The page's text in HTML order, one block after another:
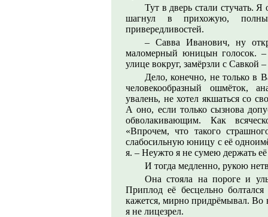
Тут в дверь стали стучать.
шагнул в прихожую,
привередливостей.
– Савва Иванович, ну
маломерный юницын голосок.
улице вокруг, замёрзли с
Дело, конечно, не только в
человекообразный ошмёток,
увалень, не хотел якшаться со
А оно, если только сызнова
обволакивающим. Как
«Впрочем, что такого
слабосильную юницу с её
я. – Неужто я не сумею держать
И тогда медленно, рукою
Она стояла на пороге и
Приплод её бесцельно
кажется, мирно придрёмывал. Во
я не лицезрел.